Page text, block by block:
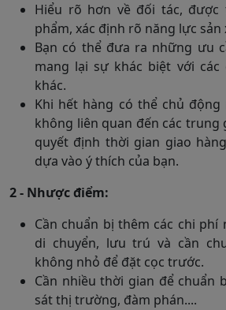
Hiểu rõ hơn về đối tác, được
phẩm, xác định rõ năng lực sản
Bạn có thể đưa ra những ưu
mang lại sự khác biệt với
khác.
Khi hết hàng có thể chủ
không liên quan đến các trung
quyết định thời gian giao
dựa vào ý thích của bạn.
2 - Nhược điểm:
Cần chuẩn bị thêm các chi
di chuyển, lưu trú và cần
không nhỏ để đặt cọc trước.
Cần nhiều thời gian để chuẩn
sát thị trường, đàm phán....